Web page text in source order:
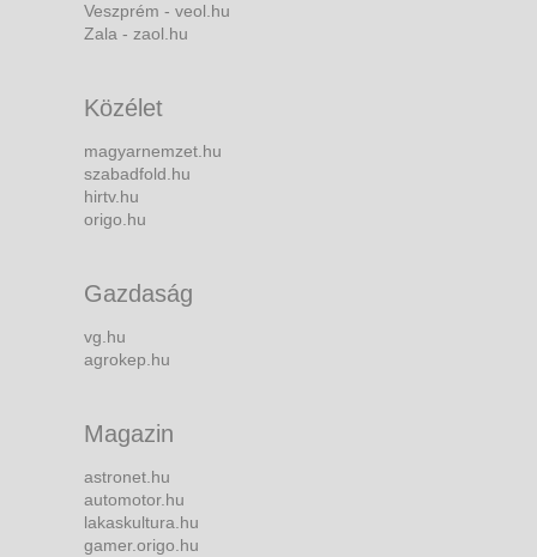
Veszprém - veol.hu
Zala - zaol.hu
Közélet
magyarnemzet.hu
szabadfold.hu
hirtv.hu
origo.hu
Gazdaság
vg.hu
agrokep.hu
Magazin
astronet.hu
automotor.hu
lakaskultura.hu
gamer.origo.hu